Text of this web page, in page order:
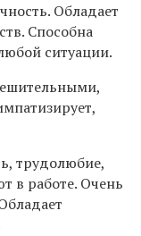
Обладает
Способна
ситуации.
трудолюбие,
в работе. Очень